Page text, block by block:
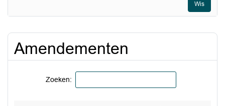
Wis
Amendementen
Zoeken: